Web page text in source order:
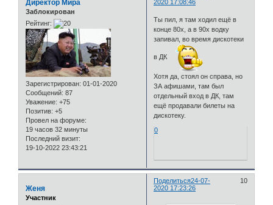
2020 17:08:46
Директор Мира
Заблокирован
Рейтинг:
Зарегистрирован: 01-01-2020
Сообщений: 87
Уважение: +75
Позитив: +5
Провел на форуме:
19 часов 32 минуты
Последний визит:
19-10-2022 23:43:21
Ты пил, я там ходил ещё в
конце 80х, а в 90х водку
запивал, во время дискотеки
в ДК
Хотя да, стоял он справа, но
ЗА афишами, там был
отдельный вход в ДК, там
ещё продавали билеты на
дискотеку.
0
Поделиться 10
24-07-
2020 17:23:26
Женя
Участник